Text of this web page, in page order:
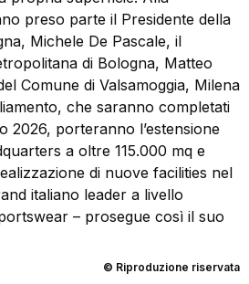
preso parte il Presidente della
Michele De Pascale, il
di Bologna, Matteo
Comune di Valsamoggia, Milena
che saranno completati
2026, porteranno l’estensione
a oltre 115.000 mq e
di nuove facilities nel
italiano leader a livello
– prosegue così il suo
© Riproduzione riservata